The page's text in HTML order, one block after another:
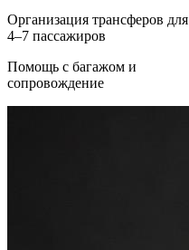
Организация трансферов для
4–7 пассажиров
Помощь с багажом и
сопровождение